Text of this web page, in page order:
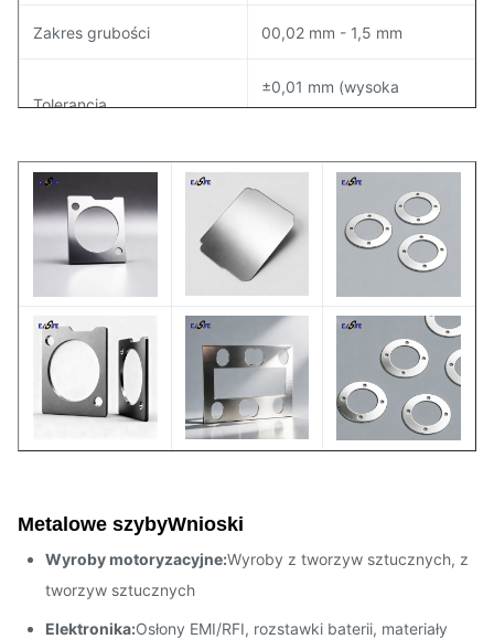
Zakres grubości 00,02 mm - 1,5 mm
Tolerancja
±0,01 mm (wysoka
Wykończenie powierzchni
Maty, polerowane lub
wykonane na zamówienie
Dostępne rozmiary na
zamówienie
Metalowe szybyWnioski
Wyroby motoryzacyjne:Wyroby z tworzyw sztucznych, z
tworzyw sztucznych
Elektronika:Osłony EMI/RFI, rozstawki baterii, materiały